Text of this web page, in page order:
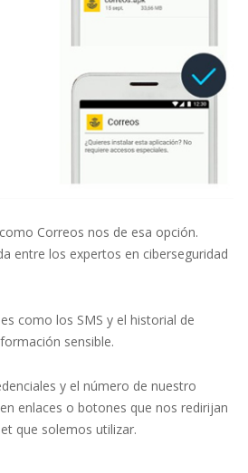
Correos nos de esa opción.
entre los expertos en ciberseguridad
como los SMS y el historial de
sensible.
y el número de nuestro
enlaces o botones que nos redirijan
que solemos utilizar.